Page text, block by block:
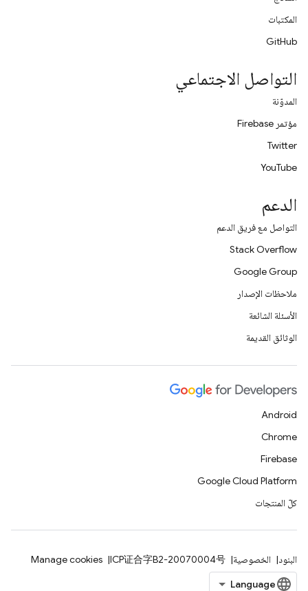
المكتبات
GitHub
التواصل الاجتماعي
المدوّنة
مؤتمر Firebase
Twitter
YouTube
الدعم
التواصل مع فريق الدعم
Stack Overflow
Google Group
ملاحظات الإصدار
الأسئلة الشائعة
الوثائق القديمة
Android
Chrome
Firebase
Google Cloud Platform
كلّ المنتجات
البنود الخصوصية ICP证合字B2-20070004号
Manage cookies